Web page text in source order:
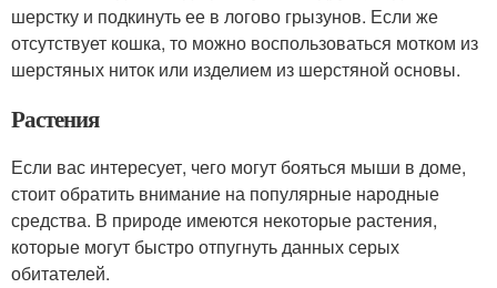
шерстку и подкинуть ее в логово грызунов. Если же
отсутствует кошка, то можно воспользоваться мотком из
шерстяных ниток или изделием из шерстяной основы.
Растения
Если вас интересует, чего могут бояться мыши в доме,
стоит обратить внимание на популярные народные
средства. В природе имеются некоторые растения,
которые могут быстро отпугнуть данных серых
обитателей.